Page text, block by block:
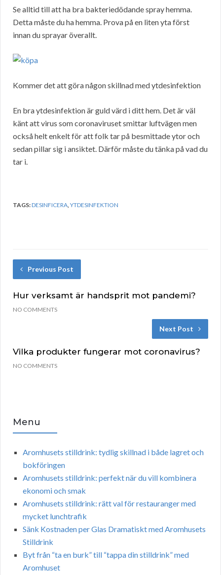
Se alltid till att ha bra bakteriedödande spray hemma.
Detta måste du ha hemma. Prova på en liten yta först
innan du sprayar överallt.
Kommer det att göra någon skillnad med ytdesinfektion
En bra ytdesinfektion är guld värd i ditt hem. Det är väl
känt att virus som coronaviruset smittar luftvägen men
också helt enkelt för att folk tar på besmittade ytor och
sedan pillar sig i ansiktet. Därför måste du tänka på vad du
tar i.
TAGS:DESINFICERA,YTDESINFEKTION
Previous Post
Hur verksamt är handsprit mot pandemi?
NO COMMENTS
Next Post
Vilka produkter fungerar mot coronavirus?
NO COMMENTS
Menu
Aromhusets stilldrink: tydlig skillnad i både lagret och
bokföringen
Aromhusets stilldrink: perfekt när du vill kombinera
ekonomi och smak
Aromhusets stilldrink: rätt val för restauranger med
mycket lunchtrafik
Sänk Kostnaden per Glas Dramatiskt med Aromhusets
Stilldrink
Byt från “ta en burk” till “tappa din stilldrink” med
Aromhuset